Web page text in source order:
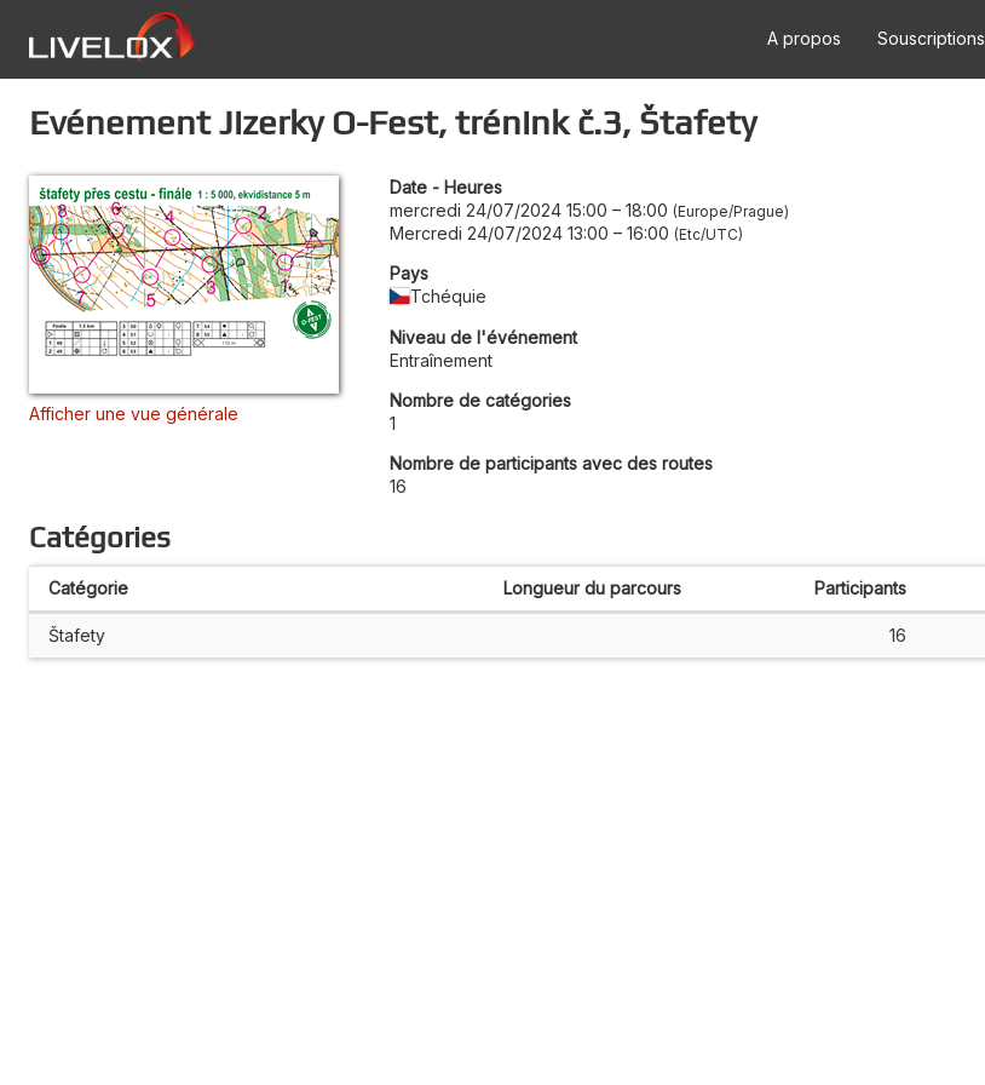
A propos Souscriptions
Evénement Jizerky O-Fest, trénink č.3, Štafety
Afficher une vue générale
Date - Heures
mercredi 24/07/2024 15:00 – 18:00 Europe/Prague
Mercredi 24/07/2024 13:00 – 16:00 Etc/UTC
Pays
Tchéquie
Niveau de l'événement
Entraînement
Nombre de catégories
1
Nombre de participants avec des routes
16
Catégories
Catégorie Longueur du parcours Participants
Štafety 16